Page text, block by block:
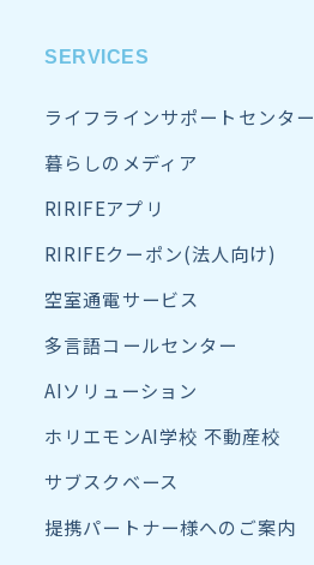
SERVICES
ライフラインサポートセンター
暮らしのメディア
RIRIFEアプリ
RIRIFEクーポン(法人向け)
空室通電サービス
多言語コールセンター
AIソリューション
ホリエモンAI学校 不動産校
サブスクベース
提携パートナー様へのご案内